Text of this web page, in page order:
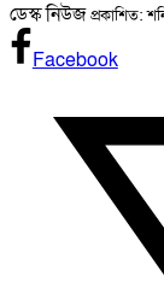
ডেস্ক নিউজপ্রকাশিত:
Facebook